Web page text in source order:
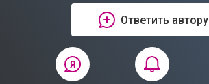
Ответить автору